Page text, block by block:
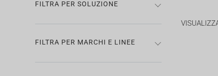
FILTRA PER SOLUZIONE
FILTRA PER MARCHI E LINEE